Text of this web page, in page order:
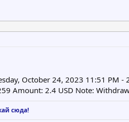
October 24, 2023 11:51 PM
Amount: 2.4 USD Note:
сюда!